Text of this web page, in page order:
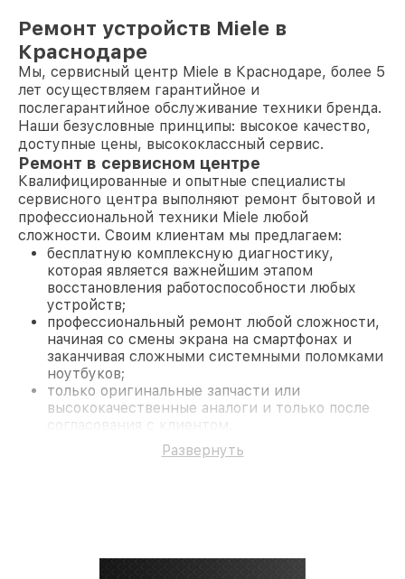
Ремонт устройств Miele в
Краснодаре
Мы, сервисный центр Miele в Краснодаре, более 5
лет осуществляем гарантийное и
послегарантийное обслуживание техники бренда.
Наши безусловные принципы: высокое качество,
доступные цены, высококлассный сервис.
Ремонт в сервисном центре
Квалифицированные и опытные специалисты
сервисного центра выполняют ремонт бытовой и
профессиональной техники Miele любой
сложности. Своим клиентам мы предлагаем:
бесплатную комплексную диагностику,
которая является важнейшим этапом
восстановления работоспособности любых
устройств;
профессиональный ремонт любой сложности,
начиная со смены экрана на смартфонах и
заканчивая сложными системными поломками
ноутбуков;
только оригинальные запчасти или
высококачественные аналоги и только после
согласования с клиентом.
На все работы и замененные комплектующие
предоставляется длительная гарантия. В случае
Развернуть